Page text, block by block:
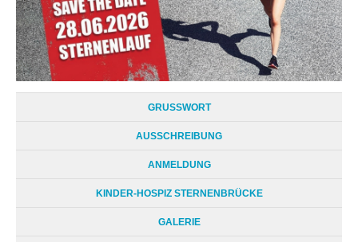
GRUSSWORT
AUSSCHREIBUNG
ANMELDUNG
KINDER-HOSPIZ STERNENBRÜCKE
GALERIE